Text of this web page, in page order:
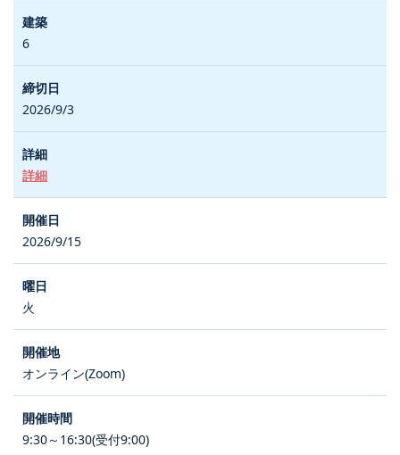
6
2026/9/3
詳細
2026/9/15
火
オンライン(Zoom)
9:30～16:30(受付9:00)